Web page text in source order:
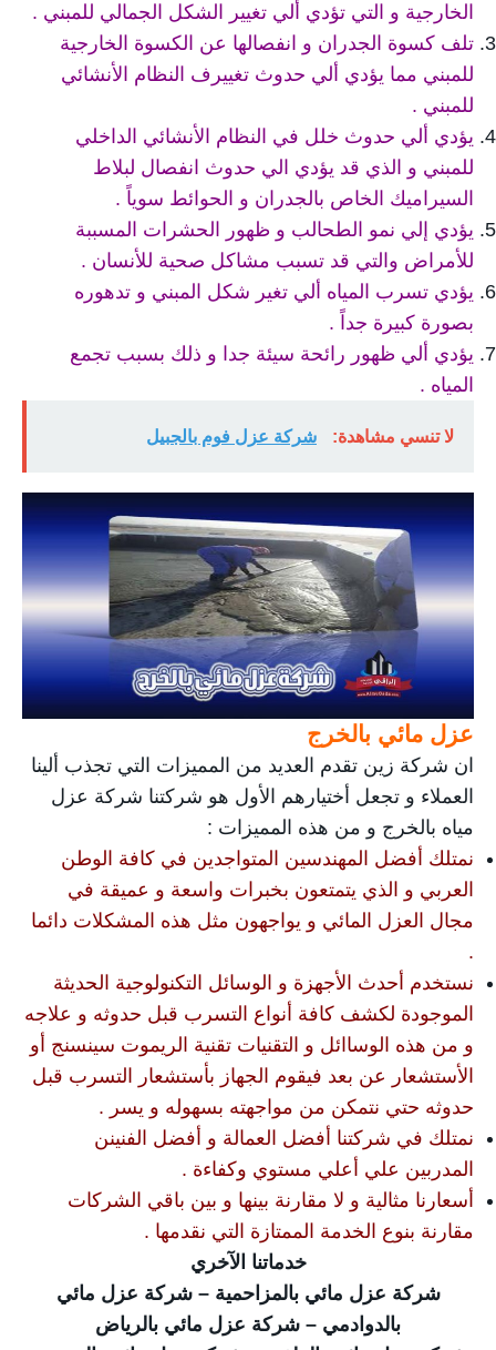
الخارجية و التي تؤدي ألي تغيير الشكل الجمالي للمبني .
تلف كسوة الجدران و انفصالها عن الكسوة الخارجية
للمبني مما يؤدي ألي حدوث تغييرف النظام الأنشائي
للمبني .
يؤدي ألي حدوث خلل في النظام الأنشائي الداخلي
للمبني و الذي قد يؤدي الي حدوث انفصال لبلاط
السيراميك الخاص بالجدران و الحوائط سوياً .
يؤدي إلي نمو الطحالب و ظهور الحشرات المسببة
للأمراض والتي قد تسبب مشاكل صحية للأنسان .
يؤدي تسرب المياه ألي تغير شكل المبني و تدهوره
بصورة كبيرة جداً .
يؤدي ألي ظهور رائحة سيئة جدا و ذلك بسبب تجمع
المياه .
لا تنسي مشاهدة: شركة عزل فوم بالجبيل
عزل مائي بالخرج
ان شركة زين تقدم العديد من المميزات التي تجذب ألينا
العملاء و تجعل أختيارهم الأول هو شركتنا شركة عزل
مياه بالخرج و من هذه المميزات :
نمتلك أفضل المهندسين المتواجدين في كافة الوطن
العربي و الذي يتمتعون بخبرات واسعة و عميقة في
مجال العزل المائي و يواجهون مثل هذه المشكلات دائما
.
نستخدم أحدث الأجهزة و الوسائل التكنولوجية الحديثة
الموجودة لكشف كافة أنواع التسرب قبل حدوثه و علاجه
و من هذه الوساائل و التقنيات تقنية الريموت سينسنج أو
الأستشعار عن بعد فيقوم الجهاز بأستشعار التسرب قبل
حدوثه حتي نتمكن من مواجهته بسهوله و يسر .
نمتلك في شركتنا أفضل العمالة و أفضل الفنينن
المدربين علي أعلي مستوي وكفاءة .
أسعارنا مثالية و لا مقارنة بينها و بين باقي الشركات
مقارنة بنوع الخدمة الممتازة التي نقدمها .
خدماتنا الآخري
شركة عزل مائي بالمزاحمية –شركة عزل مائي
بالدوادمي – شركة عزل مائي بالرياض